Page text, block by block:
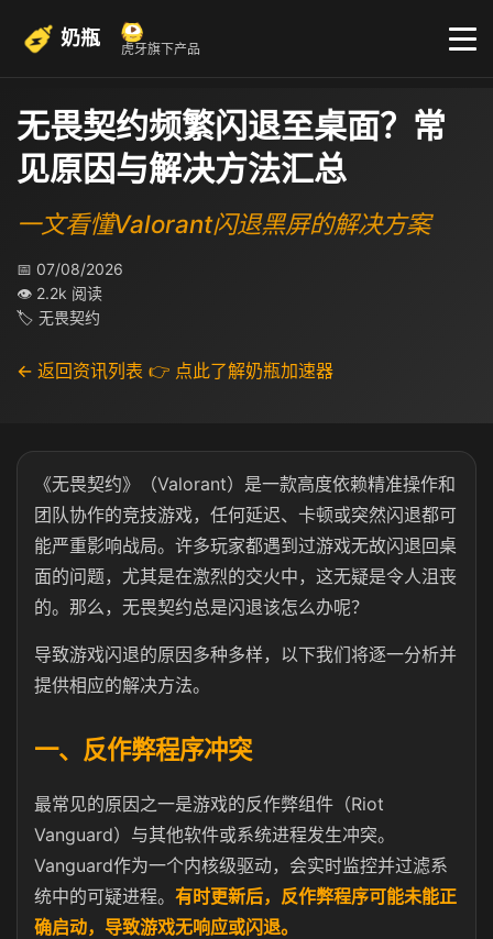
奶瓶 虎牙旗下产品
无畏契约频繁闪退至桌面？常
见原因与解决方法汇总
一文看懂Valorant闪退黑屏的解决方案
📅 07/08/2026
👁 2.2k 阅读
🏷 无畏契约
← 返回资讯列表 👉 点此了解奶瓶加速器
《无畏契约》（Valorant）是一款高度依赖精准操作和
团队协作的竞技游戏，任何延迟、卡顿或突然闪退都可
能严重影响战局。许多玩家都遇到过游戏无故闪退回桌
面的问题，尤其是在激烈的交火中，这无疑是令人沮丧
的。那么，无畏契约总是闪退该怎么办呢？
导致游戏闪退的原因多种多样，以下我们将逐一分析并
提供相应的解决方法。
一、反作弊程序冲突
最常见的原因之一是游戏的反作弊组件（Riot
Vanguard）与其他软件或系统进程发生冲突。
Vanguard作为一个内核级驱动，会实时监控并过滤系
统中的可疑进程。 有时更新后，反作弊程序可能未能正
确启动，导致游戏无响应或闪退。